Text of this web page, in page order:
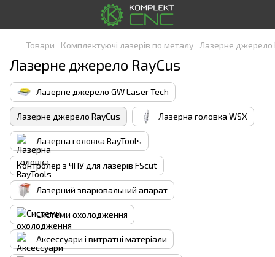
Товари Комплектуючі лазерів по металу Лазерне джерело
Лазерне джерело RayCus
Лазерне джерело GW Laser Tech
Лазерне джерело RayCus Лазерна головка WSX
Лазерна головка RayTools
Контролер з ЧПУ для лазерів FScut
Лазерний зварювальний апарат
Системи охолодження
Аксессуари і витратні матеріали